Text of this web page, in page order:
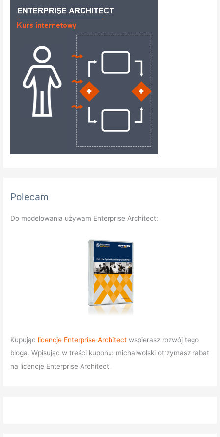
Polecam
Do modelowania używam Enterprise Architect:
Kupując licencje Enterprise Architect wspierasz rozwój tego
bloga. Wpisując w treści kuponu: michalwolski otrzymasz rabat
na licencje Enterprise Architect.